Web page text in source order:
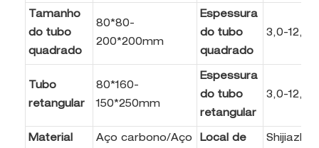
Tamanho
do tubo
quadrado
80*80-
200*200mm
Espessura
do tubo
quadrado
3,0-12,0
Tubo
retangular
80*160-
150*250mm
Espessura
do tubo
retangular
3,0-12,0
Material
Aço carbono/Aço
Local de